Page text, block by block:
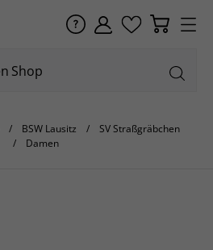
BSW Lausitz
SV Straßgräbchen
Damen